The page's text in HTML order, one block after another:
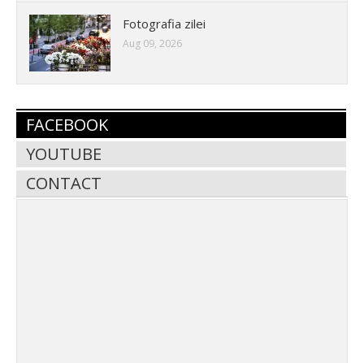
Fotografia zilei
Aug 09, 2026
FACEBOOK
YOUTUBE
CONTACT